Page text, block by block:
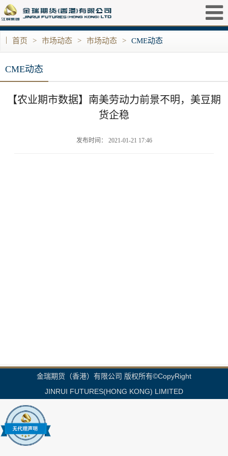
| 首页 > 市场动态 > 市场动态 > CME动态
CME动态
【农业期市数据】南美劳动力前景不明，美豆期
货企稳
发布时间： 2021-01-21 17:46
金瑞期货（香港）有限公司 版权所有©CopyRight
JINRUI FUTURES(HONG KONG) LIMITED